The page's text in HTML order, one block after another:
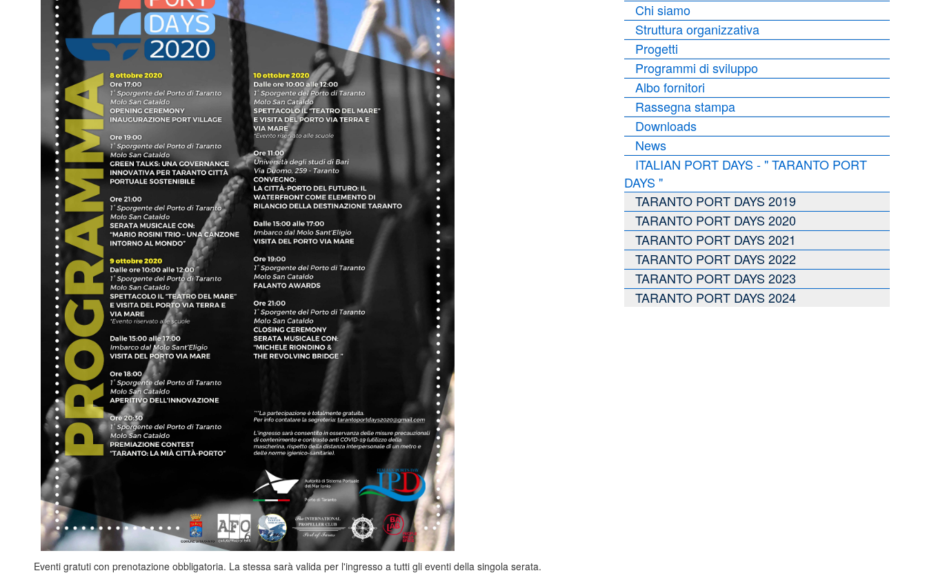
Eventi gratuti con prenotazione obbligatoria. La stessa sarà valida per l'ingresso a tutti gli eventi della singola serata.
Chi siamo
Struttura organizzativa
Progetti
Programmi di sviluppo
Albo fornitori
Rassegna stampa
Downloads
News
ITALIAN PORT DAYS - " TARANTO PORT
DAYS "
TARANTO PORT DAYS 2019
TARANTO PORT DAYS 2020
TARANTO PORT DAYS 2021
TARANTO PORT DAYS 2022
TARANTO PORT DAYS 2023
TARANTO PORT DAYS 2024